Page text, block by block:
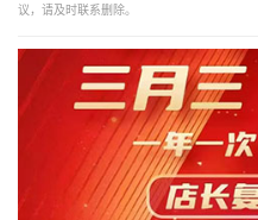
议，请及时联系删除。